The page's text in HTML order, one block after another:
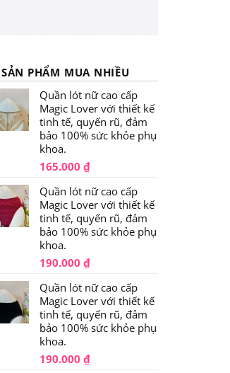
SẢN PHẨM MUA NHIỀU
Quần lót nữ cao cấp
Magic Lover với thiết kế
tinh tế, quyến rũ, đảm
bảo 100% sức khỏe phụ
khoa.
165.000₫
Quần lót nữ cao cấp
Magic Lover với thiết kế
tinh tế, quyến rũ, đảm
bảo 100% sức khỏe phụ
khoa.
190.000₫
Quần lót nữ cao cấp
Magic Lover với thiết kế
tinh tế, quyến rũ, đảm
bảo 100% sức khỏe phụ
khoa.
190.000₫